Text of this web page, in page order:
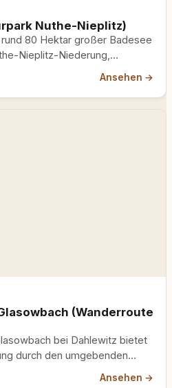
Nuthe-Nieplitz)
80 Hektar großer Badesee
Nieplitz-Niederung,
Ansehen →
(Wanderroute
bei Dahlewitz bietet
durch den umgebenden
Dahlewitz südwärts…
Ansehen →